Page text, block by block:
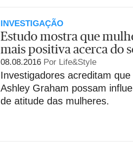
INVESTIGAÇÃO
Estudo mostra que
mais positiva acerca do
08.08.2016 Por Life&Style
Investigadores acreditam
Ashley Graham possam
de atitude das mulheres.